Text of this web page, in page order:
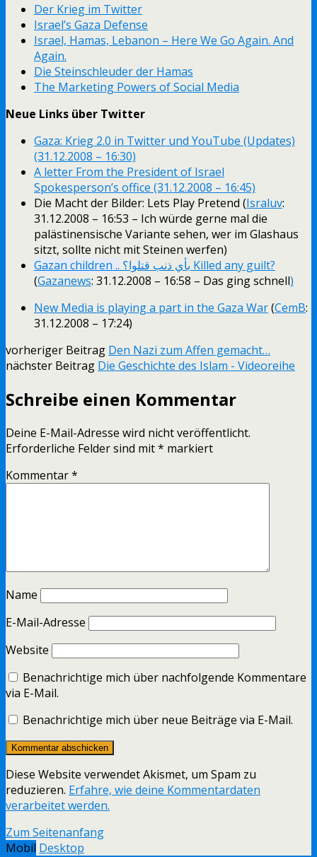
Der Krieg im Twitter
Israel’s Gaza Defense
Israel, Hamas, Lebanon – Here We Go Again. And
Again.
Die Steinschleuder der Hamas
The Marketing Powers of Social Media
Neue Links über Twitter
Gaza: Krieg 2.0 in Twitter und YouTube (Updates)
(31.12.2008 – 16:30)
A letter From the President of Israel
Spokesperson’s office (31.12.2008 – 16:45)
Die Macht der Bilder: Lets Play Pretend (Israluv:
31.12.2008 – 16:53 – Ich würde gerne mal die
palästinensische Variante sehen, wer im Glashaus
sitzt, sollte nicht mit Steinen werfen)
Gazan children .. بأي ذنب قتلوا؟ Killed any guilt?
(Gazanews: 31.12.2008 – 16:58 – Das ging schnell)
New Media is playing a part in the Gaza War(CemB:
31.12.2008 – 17:24)
vorheriger Beitrag Den Nazi zum Affen gemacht…
nächster Beitrag Die Geschichte des Islam - Videoreihe
Schreibe einen Kommentar
Deine E-Mail-Adresse wird nicht veröffentlicht.
Erforderliche Felder sind mit* markiert
Kommentar*
Name
E-Mail-Adresse
Website
Benachrichtige mich über nachfolgende Kommentare
via E-Mail.
Benachrichtige mich über neue Beiträge via E-Mail.
Diese Website verwendet Akismet, um Spam zu
reduzieren. Erfahre, wie deine Kommentardaten
verarbeitet werden.
Zum Seitenanfang
Mobil Desktop